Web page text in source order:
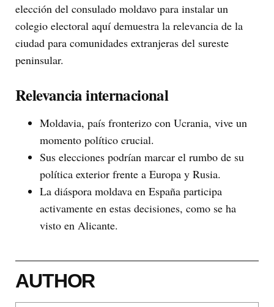
elección del consulado moldavo para instalar un
colegio electoral aquí demuestra la relevancia de la
ciudad para comunidades extranjeras del sureste
peninsular.
Relevancia internacional
Moldavia, país fronterizo con Ucrania, vive un
momento político crucial.
Sus elecciones podrían marcar el rumbo de su
política exterior frente a Europa y Rusia.
La diáspora moldava en España participa
activamente en estas decisiones, como se ha
visto en Alicante.
AUTHOR